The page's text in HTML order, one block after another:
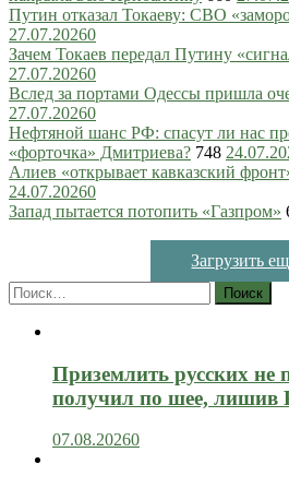
Путин отказал Токаеву: СВО
27.07.20260
Зачем Токаев передал Путину
27.07.20260
Вслед за портами Одессы пришла
27.07.20260
Нефтяной шанс РФ: спасут ли нас
«форточка» Дмитриева? 748
Алиев «открывает кавказский
24.07.20260
Запад пытается потопить «Газпром»
Загрузить
Найти:
Приземлить русских не
получил по шее, лишив
07.08.20260